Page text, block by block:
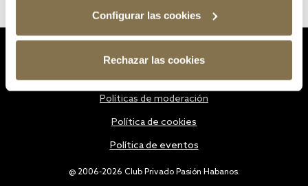
Configurar las cookies
Rechazar las cookies
@ 2006-2026 Club Privado Pasión Habanos.
Políticas de moderación
Política de cookies
Política de eventos